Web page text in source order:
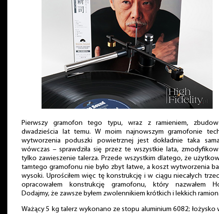
Pierwszy gramofon tego typu, wraz z ramieniem,
dwadzieścia lat temu. W moim najnowszym gramofonie
wytworzenia poduszki powietrznej jest dokładnie taka
wówczas – sprawdziła się przez te wszystkie lata,
tylko zawieszenie talerza. Przede wszystkim dlatego, że
tamtego gramofonu nie było zbyt łatwe, a koszt wytworzenia
wysoki. Uprościłem więc tę konstrukcję i w ciągu niecałych
opracowałem konstrukcję gramofonu, który nazwałem
Dodajmy, że zawsze byłem zwolennikiem krótkich i lekkich
Ważący 5 kg talerz wykonano ze stopu aluminium 6082; łożysko